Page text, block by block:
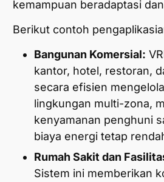
kemampuan beradaptasi
Berikut contoh
Bangunan Komersial:
kantor, hotel, restoran,
secara efisien
lingkungan multi-zona,
kenyamanan penghuni
biaya energi tetap
Rumah Sakit dan
Sistem ini memberikan